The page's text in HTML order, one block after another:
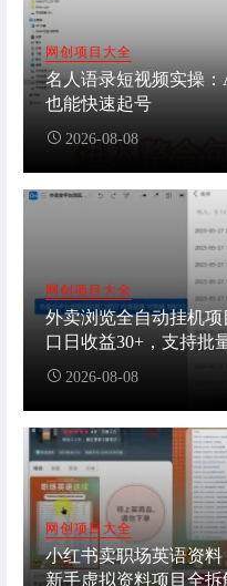
网创项目大全
名人语录短视频实操
也能快速起号
2026-08-08
网创项目大全
外卖浏览全自动挂机
口日收益30+，支持批
2026-08-08
网创项目大全
小红书卖职场英语资料
新手虚拟资料项目全拆